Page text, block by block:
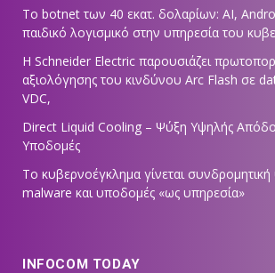
Το botnet των 40 εκατ. δολαρίων: AI,
παιδικό λογισμικό στην υπηρεσία του
Η Schneider Electric παρουσιάζει
αξιολόγησης του κινδύνου Arc Flash σε
VDC,
Direct Liquid Cooling – Ψύξη Υψηλής
Υποδομές
Το κυβερνοέγκλημα γίνεται συνδρομητική
malware και υποδομές «ως υπηρεσία»
INFOCOM TODAY